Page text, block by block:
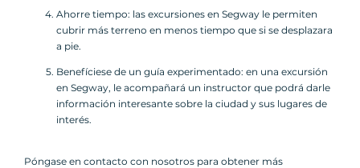
Ahorre tiempo: las excursiones en Segway le permiten
cubrir más terreno en menos tiempo que si se desplazara
a pie.
Benefíciese de un guía experimentado: en una excursión
en Segway, le acompañará un instructor que podrá darle
información interesante sobre la ciudad y sus lugares de
interés.
Póngase en contacto con nosotros para obtener más